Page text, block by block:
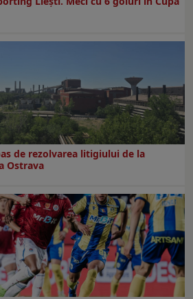
de rezolvarea litigiului de la
Ostrava